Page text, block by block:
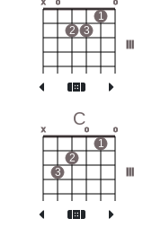
x o
2 3
1
o
C
x
3
2
o
1
o